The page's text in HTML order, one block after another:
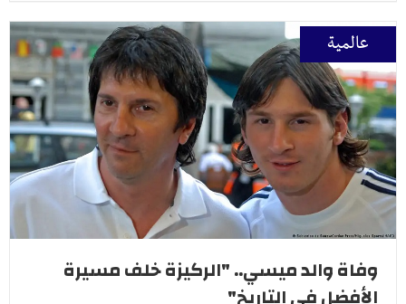
عالمية
وفاة والد ميسي.. "الركيزة خلف مسيرة
الأفضل في التاريخ"